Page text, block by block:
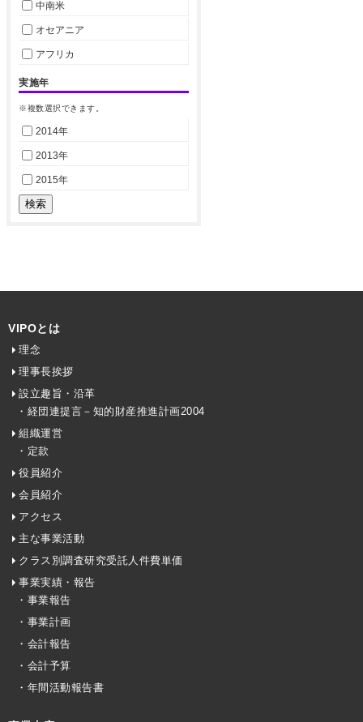
中南米
オセアニア
アフリカ
実施年
※複数選択できます。
2014年
2013年
2015年
VIPOとは
理念
理事長挨拶
設立趣旨・沿革
・経団連提言－知的財産推進計画2004
組織運営
・定款
役員紹介
会員紹介
アクセス
主な事業活動
クラス別調査研究受託人件費単価
事業実績・報告
・事業報告
・事業計画
・会計報告
・会計予算
・年間活動報告書